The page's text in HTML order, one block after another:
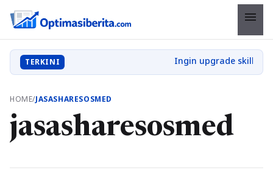
menu
TERKINI
HOME/JASASHARESOSMED
jasasharesosmed